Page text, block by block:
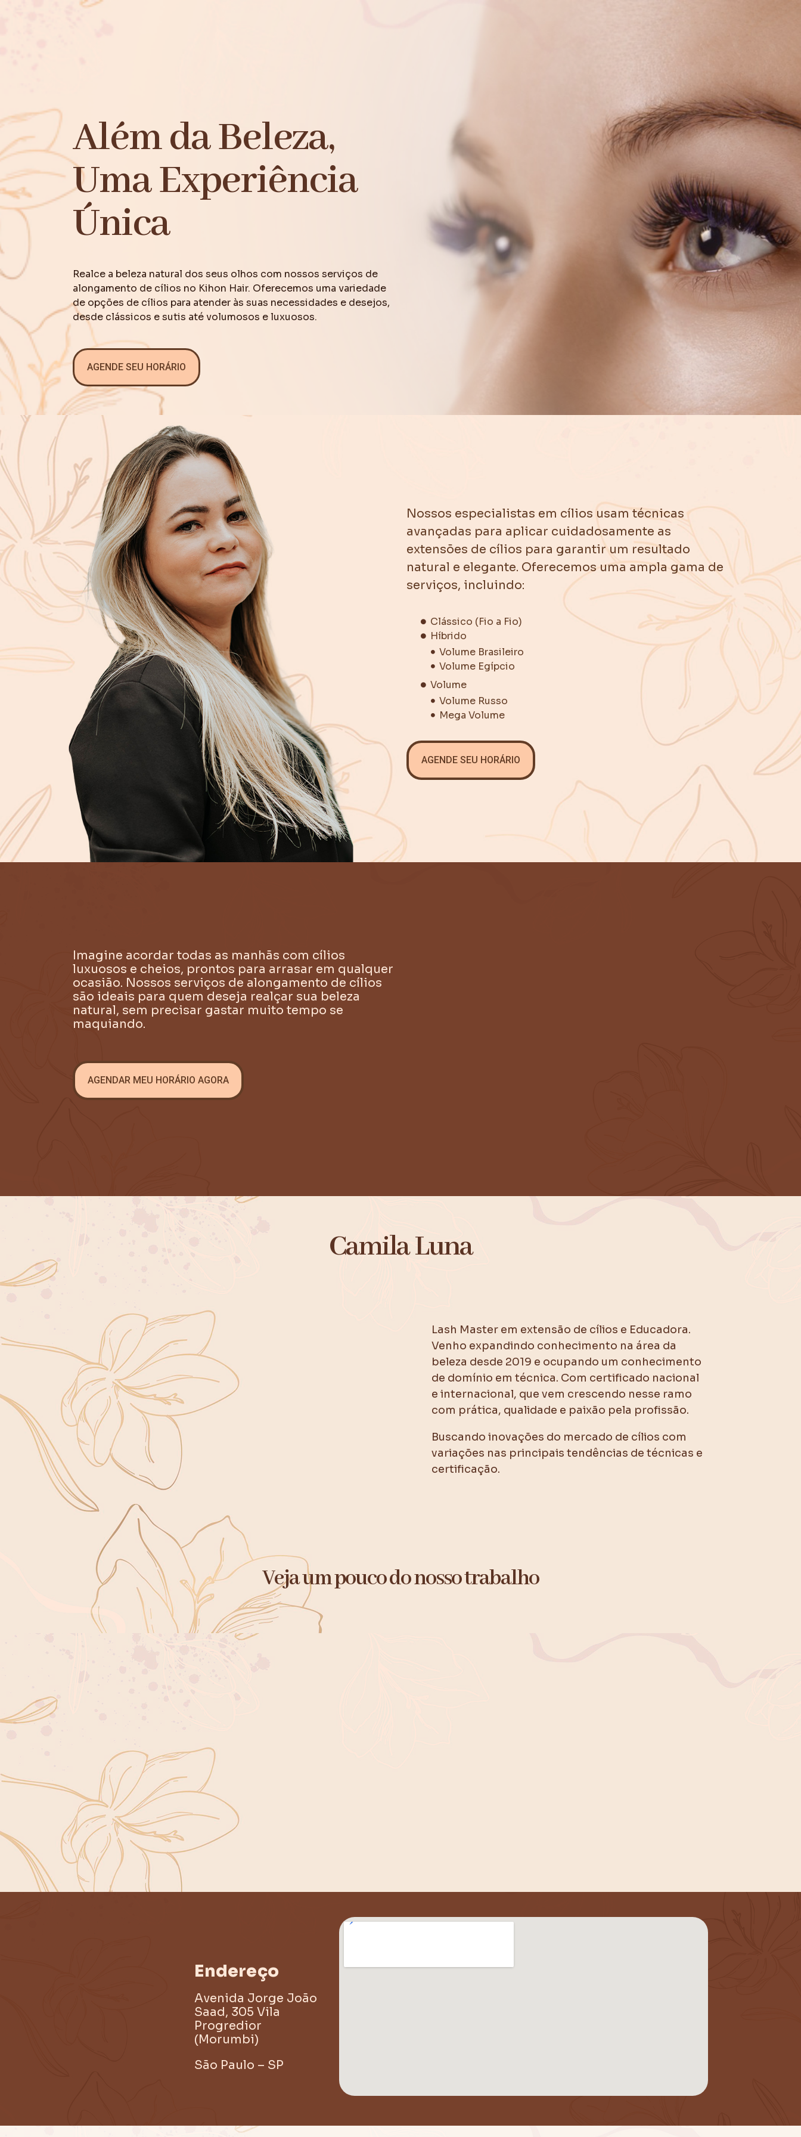
Além da Beleza,
Uma Experiência
Única
Realce a beleza natural dos seus olhos com nossos serviços de
alongamento de cílios no Kihon Hair. Oferecemos uma variedade
de opções de cílios para atender às suas necessidades e desejos,
desde clássicos e sutis até volumosos e luxuosos.
AGENDE SEU HORÁRIO
Nossos especialistas em cílios usam técnicas
avançadas para aplicar cuidadosamente as
extensões de cílios para garantir um resultado
natural e elegante. Oferecemos uma ampla gama de
serviços, incluindo:
Clássico (Fio a Fio)
Híbrido
Volume Brasileiro
Volume Egípcio
Volume
Volume Russo
Mega Volume
AGENDE SEU HORÁRIO
Imagine acordar todas as manhãs com cílios
luxuosos e cheios, prontos para arrasar em qualquer
ocasião. Nossos serviços de alongamento de cílios
são ideais para quem deseja realçar sua beleza
natural, sem precisar gastar muito tempo se
maquiando.
AGENDAR MEU HORÁRIO AGORA
Camila Luna
Lash Master em extensão de cílios e Educadora.
Venho expandindo conhecimento na área da
beleza desde 2019 e ocupando um conhecimento
de domínio em técnica. Com certificado nacional
e internacional, que vem crescendo nesse ramo
com prática, qualidade e paixão pela profissão.
Buscando inovações do mercado de cílios com
variações nas principais tendências de técnicas e
certificação.
Veja um pouco do nosso trabalho
Endereço
Avenida Jorge João
Saad, 305 Vila
Progredior
(Morumbi)
São Paulo – SP